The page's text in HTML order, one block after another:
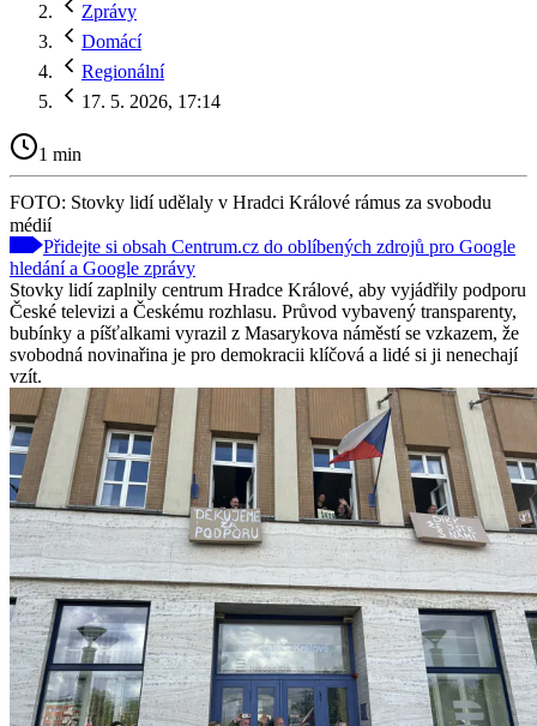
Zprávy
Domácí
Regionální
17. 5. 2026, 17:14
1 min
FOTO: Stovky lidí udělaly v Hradci Králové rámus za svobodu
médií
Přidejte si obsah Centrum.cz do oblíbených zdrojů pro Google
hledání a Google zprávy
Stovky lidí zaplnily centrum Hradce Králové, aby vyjádřily podporu
České televizi a Českému rozhlasu. Průvod vybavený transparenty,
bubínky a píšťalkami vyrazil z Masarykova náměstí se vzkazem, že
svobodná novinařina je pro demokracii klíčová a lidé si ji nenechají
vzít.